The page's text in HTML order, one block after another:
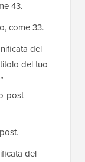
43.
come 33.
del
del tuo
post
del